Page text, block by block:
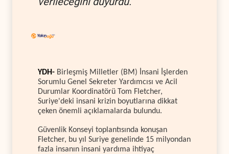
YDH- Birleşmiş Milletler (BM) İnsani İşlerden
Sorumlu Genel Sekreter Yardımcısı ve Acil
Durumlar Koordinatörü Tom Fletcher,
Suriye'deki insani krizin boyutlarına dikkat
çeken önemli açıklamalarda bulundu.
Güvenlik Konseyi toplantısında konuşan
Fletcher, bu yıl Suriye genelinde 15 milyondan
fazla insanın insani yardıma ihtiyaç